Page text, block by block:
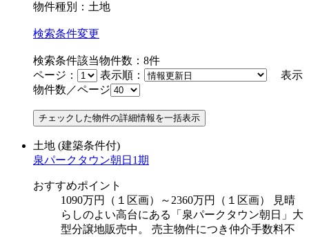
物件種別：土地
検索条件変更
検索条件該当物件数： 8件
ページ：
表示順：
表示
物件数／ページ
土地 (建築条件付)
泉パークタウン朝日1期
おすすめポイント
1090万円（１区画）～2360万円（１区画） 見晴
らしのよい高台にある「泉パークタウン朝日」大
型分譲地販売中。 売主物件につき仲介手数料不